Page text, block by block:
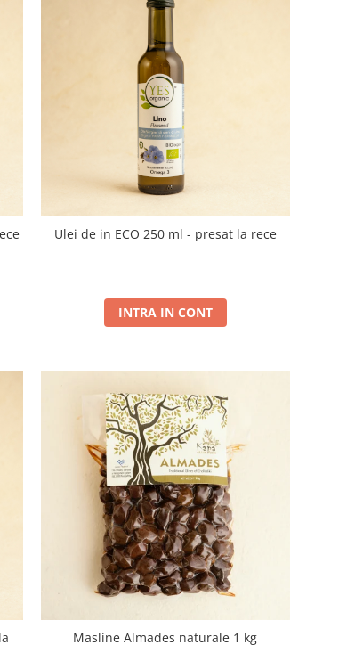
Ulei de in ECO 250 ml - presat la rece
INTRA IN CONT
Masline Almades naturale 1 kg